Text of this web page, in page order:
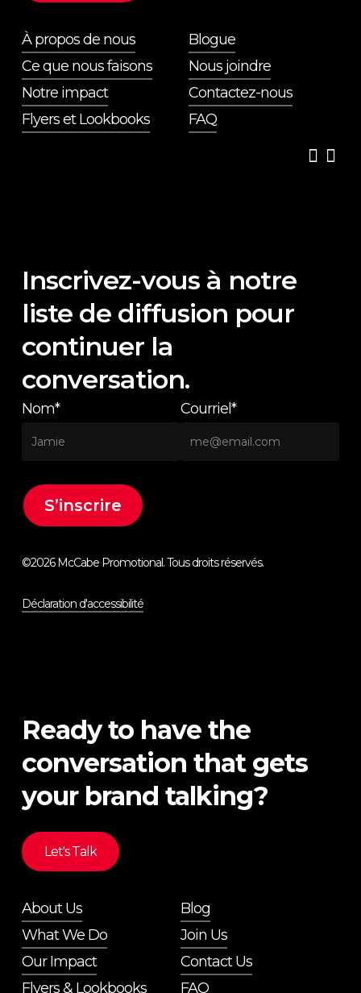
À propos de nous
Ce que nous faisons
Notre impact
Flyers et Lookbooks
Blogue
Nous joindre
Contactez-nous
FAQ
Inscrivez-vous à notre
liste de diffusion pour
continuer la
conversation.
Nom* Courriel*
©2026McCabe Promotional. Tous droits réservés.
Déclaration d'accessibilité
Ready to have the
conversation that gets
your brand talking?
Let's Talk
About Us
What We Do
Our Impact
Flyers & Lookbooks
Blog
Join Us
Contact Us
FAQ